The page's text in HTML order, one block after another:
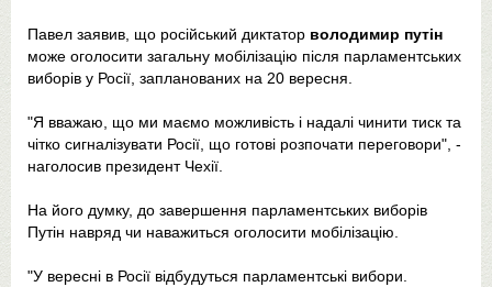
Павел заявив, що російський диктатор володимир путін
може оголосити загальну мобілізацію після парламентських
виборів у Росії, запланованих на 20 вересня.
"Я вважаю, що ми маємо можливість і надалі чинити тиск та
чітко сигналізувати Росії, що готові розпочати переговори", -
наголосив президент Чехії.
На його думку, до завершення парламентських виборів
Путін навряд чи наважиться оголосити мобілізацію.
"У вересні в Росії відбудуться парламентські вибори.